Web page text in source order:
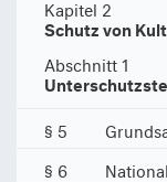
Kapitel 2
Schutz von
Abschnitt 1
§ 5
§ 6